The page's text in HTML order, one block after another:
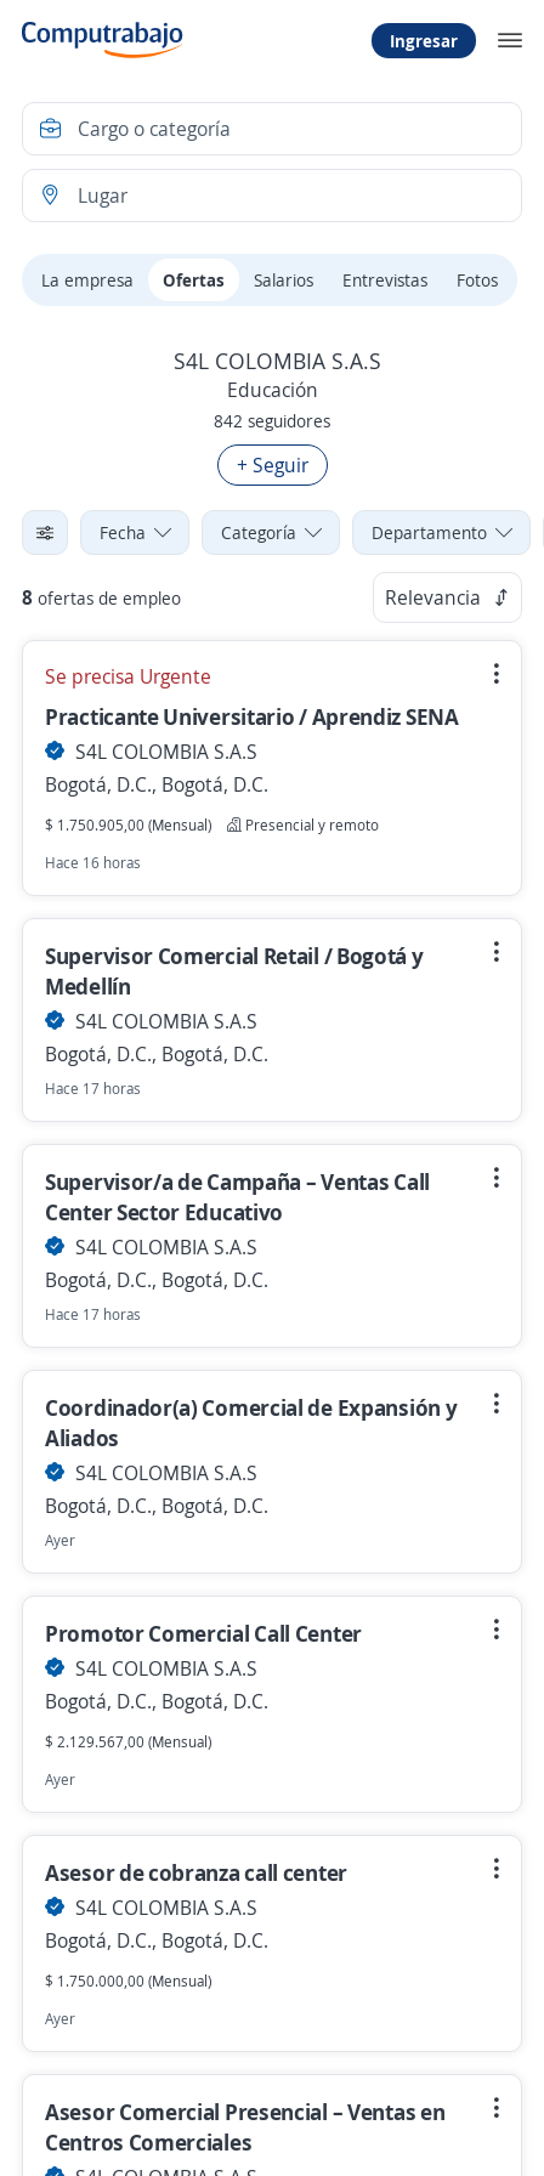
Ingresar
La empresa Ofertas Salarios Entrevistas Fotos
S4L COLOMBIA S.A.S
Educación
842 seguidores
+ Seguir
Fecha Categoría Departamento
8 ofertas de empleo Relevancia
Se precisa Urgente
Practicante Universitario / Aprendiz SENA
S4L COLOMBIA S.A.S
Bogotá, D.C., Bogotá, D.C.
$ 1.750.905,00 (Mensual)
Presencial y remoto
Hace 16 horas
Supervisor Comercial Retail / Bogotá y
Medellín
S4L COLOMBIA S.A.S
Bogotá, D.C., Bogotá, D.C.
Hace 17 horas
Supervisor/a de Campaña – Ventas Call
Center Sector Educativo
S4L COLOMBIA S.A.S
Bogotá, D.C., Bogotá, D.C.
Hace 17 horas
Coordinador(a) Comercial de Expansión y
Aliados
S4L COLOMBIA S.A.S
Bogotá, D.C., Bogotá, D.C.
Ayer
Promotor Comercial Call Center
S4L COLOMBIA S.A.S
Bogotá, D.C., Bogotá, D.C.
$ 2.129.567,00 (Mensual)
Ayer
Asesor de cobranza call center
S4L COLOMBIA S.A.S
Bogotá, D.C., Bogotá, D.C.
$ 1.750.000,00 (Mensual)
Ayer
Asesor Comercial Presencial – Ventas en
Centros Comerciales